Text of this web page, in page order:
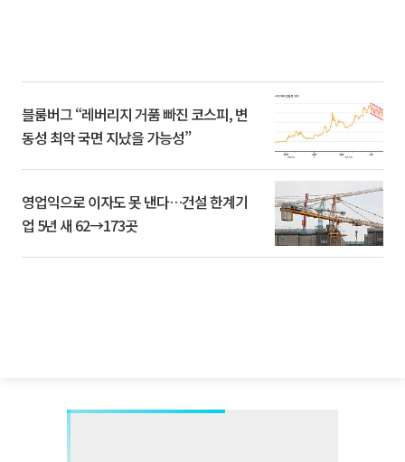
블룸버그 “레버리지 거품 빠진 코스피, 변
동성 최악 국면 지났을 가능성”
영업익으로 이자도 못 낸다…건설 한계기
업 5년 새 62→173곳